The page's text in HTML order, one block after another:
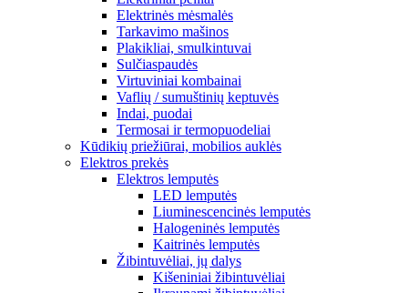
Elektrinės mėsmalės
Tarkavimo mašinos
Plakikliai, smulkintuvai
Sulčiaspaudės
Virtuviniai kombainai
Vaflių / sumuštinių keptuvės
Indai, puodai
Termosai ir termopuodeliai
Kūdikių priežiūrai, mobilios auklės
Elektros prekės
Elektros lemputės
LED lemputės
Liuminescencinės lemputės
Halogeninės lemputės
Kaitrinės lemputės
Žibintuvėliai, jų dalys
Kišeniniai žibintuvėliai